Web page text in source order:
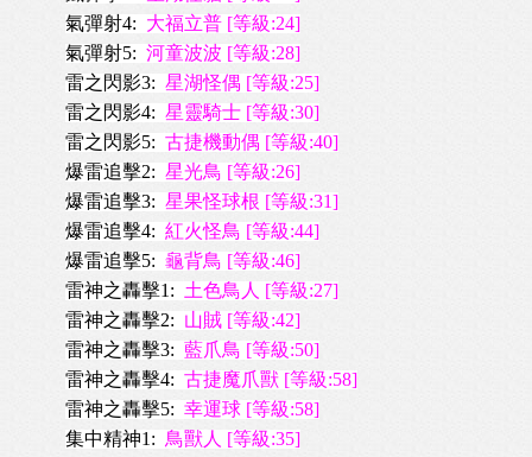
氣彈射4: 大福立普 [等級:24]
氣彈射5: 河童波波 [等級:28]
雷之閃影3: 星湖怪偶 [等級:25]
雷之閃影4: 星靈騎士 [等級:30]
雷之閃影5: 古捷機動偶 [等級:40]
爆雷追擊2: 星光鳥 [等級:26]
爆雷追擊3: 星果怪球根 [等級:31]
爆雷追擊4: 紅火怪鳥 [等級:44]
爆雷追擊5: 龜背鳥 [等級:46]
雷神之轟擊1: 土色鳥人 [等級:27]
雷神之轟擊2: 山賊 [等級:42]
雷神之轟擊3: 藍爪鳥 [等級:50]
雷神之轟擊4: 古捷魔爪獸 [等級:58]
雷神之轟擊5: 幸運球 [等級:58]
集中精神1: 鳥獸人 [等級:35]